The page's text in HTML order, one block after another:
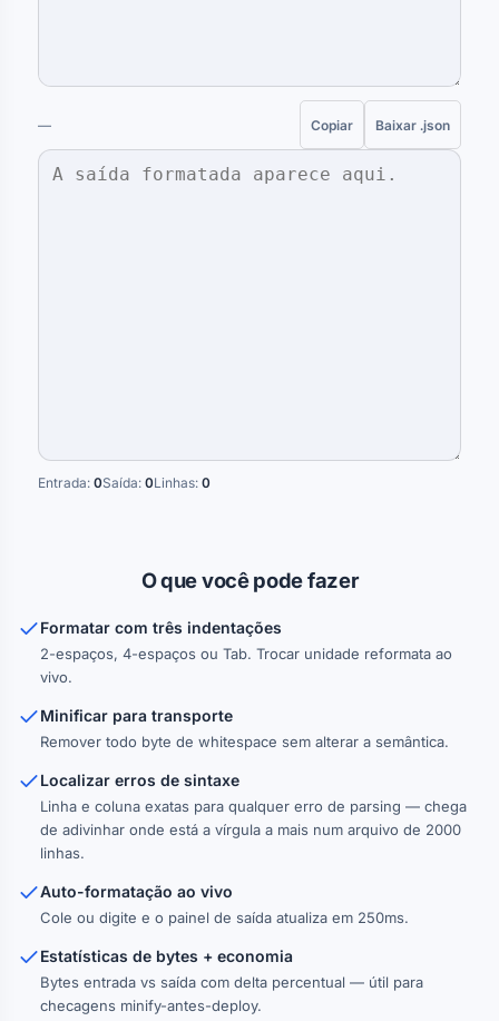
— Copiar Baixar .json
Entrada: 0Saída: 0Linhas: 0
O que você pode fazer
Formatar com três indentações
2-espaços, 4-espaços ou Tab. Trocar unidade reformata ao
vivo.
Minificar para transporte
Remover todo byte de whitespace sem alterar a semântica.
Localizar erros de sintaxe
Linha e coluna exatas para qualquer erro de parsing — chega
de adivinhar onde está a vírgula a mais num arquivo de 2000
linhas.
Auto-formatação ao vivo
Cole ou digite e o painel de saída atualiza em 250ms.
Estatísticas de bytes + economia
Bytes entrada vs saída com delta percentual — útil para
checagens minify-antes-deploy.